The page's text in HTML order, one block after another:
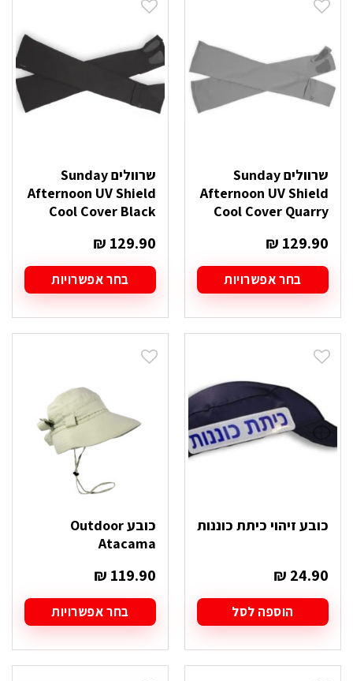
סוגים.
את
האפשרויות
בעמוד
המוצר
סוגים.
לבחור
את
האפשרויות
בעמוד
המוצר
שרוולים Sunday
Afternoon UV Shield
Cool Cover Quarry
₪ 129.90
בחר אפשרויות
זה
יש
סוגים.
לבחור
את
האפשרויות
בעמוד
המוצר
שרוולים Sunday
Afternoon UV Shield
Cool Cover Black
₪ 129.90
בחר אפשרויות
זה
יש
סוגים.
האפשרויות
בעמוד
כובע זיהוי כיתת כוננות
₪ 24.90
הוספה לסל
כובע Outdoor
Atacama
₪ 119.90
בחר אפשרויות
זה
יש